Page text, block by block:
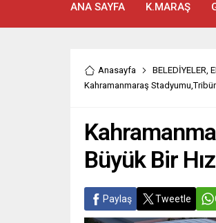
ANA SAYFA K.MARAŞ
Anasayfa BELEDİYELER,
Kahramanmaraş
Büyük Bir
Paylaş Tweetle